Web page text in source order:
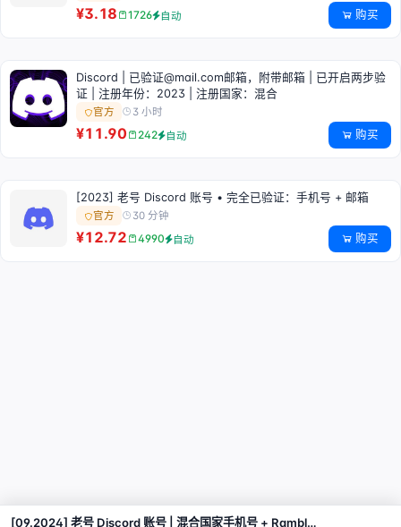
¥3.18 1726 自动 购买
Discord | 已验证@mail.com邮箱，附带邮箱 | 已开启两步验
证 | 注册年份：2023 | 注册国家：混合
官方 3 小时
¥11.90 242 自动 购买
[2023] 老号 Discord 账号 • 完全已验证：手机号 + 邮箱
官方 30 分钟
¥12.72 4990 自动 购买
[09.2024] 老号 Discord 账号 | 混合国家手机号 + Rambler 邮箱